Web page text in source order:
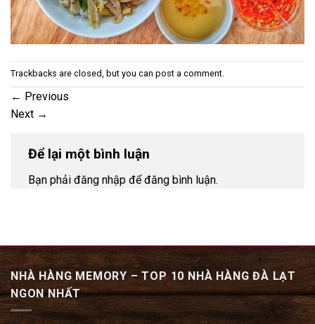
Trackbacks are closed, but you can post a comment
← Previous
Next →
Để lại một bình luận
Bạn phải đăng nhập để đăng bình luận.
NHÀ HÀNG MEMORY – TOP 10 NHÀ HÀNG ĐÀ LẠT
NGON NHẤT